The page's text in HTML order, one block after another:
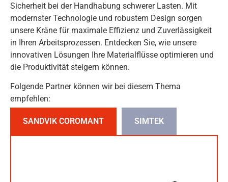
Sicherheit bei der Handhabung schwerer Lasten. Mit
modernster Technologie und robustem Design sorgen
unsere Kräne für maximale Effizienz und Zuverlässigkeit
in Ihren Arbeitsprozessen. Entdecken Sie, wie unsere
innovativen Lösungen Ihre Materialflüsse optimieren und
die Produktivität steigern können.
Folgende Partner können wir bei diesem Thema
empfehlen:
SANDVIK COROMANT SIMTEK